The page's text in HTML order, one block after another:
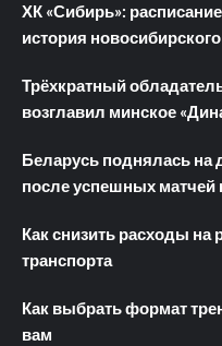
ХК «Сибирь»:
история
Трёхкратный
возглавил минское
Беларусь поднялась на
после успешных матчей
Как снизить расходы на
транспорта
Как выбрать формат
вам